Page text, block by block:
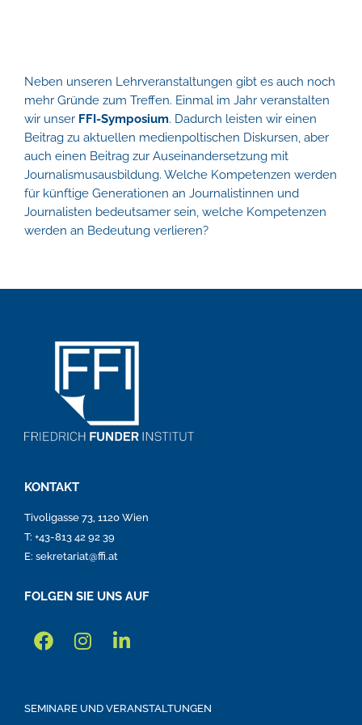
Neben unseren Lehrveranstaltungen gibt es auch noch
mehr Gründe zum Treffen. Einmal im Jahr veranstalten
wir unser FFI-Symposium. Dadurch leisten wir einen
Beitrag zu aktuellen medienpoltischen Diskursen, aber
auch einen Beitrag zur Auseinandersetzung mit
Journalismusausbildung. Welche Kompetenzen werden
für künftige Generationen an Journalistinnen und
Journalisten bedeutsamer sein, welche Kompetenzen
werden an Bedeutung verlieren?
KONTAKT
Tivoligasse 73, 1120 Wien
T: +43-813 42 92 39
E: sekretariat@ffi.at
FOLGEN SIE UNS AUF
SEMINARE UND VERANSTALTUNGEN